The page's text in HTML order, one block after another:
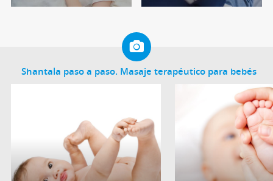
Shantala paso a paso. Masaje terapéutico para bebés